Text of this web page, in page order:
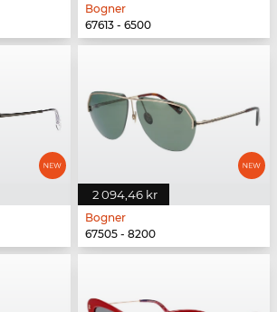
Bogner
67613 - 6500
2 094,46 kr
Bogner
67505 - 8200